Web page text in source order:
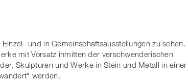
und in Gemeinschaftsausstellungen zu sehen.
mit Vorsatz inmitten der verschwenderischen
Skulpturen und Werke in Stein und Metall in einer
werden.